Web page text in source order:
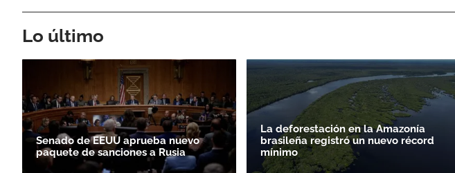
Lo último
Senado de EEUU aprueba nuevo
paquete de sanciones a Rusia
La deforestación en la Amazonía
brasileña registró un nuevo récord
mínimo